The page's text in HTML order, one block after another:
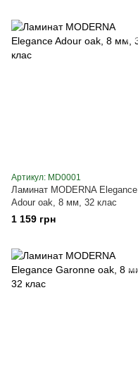
Артикул: MD0001
Ламинат MODERNA Elegance
Adour oak, 8 мм, 32 клас
1 159 грн